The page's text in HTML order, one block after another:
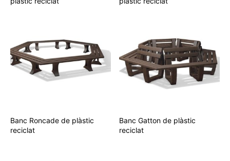
Banc Roncade de plàstic
reciclat
Banc Gatton de plàstic
reciclat